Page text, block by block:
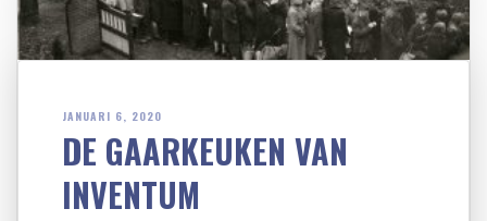
JANUARI 6, 2020
DE GAARKEUKEN VAN
INVENTUM